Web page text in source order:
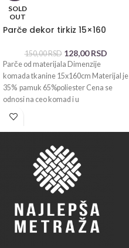
SOLD
OUT
Parče dekor tirkiz 15×160
150,00RSD 128,00RSD
Parče od materijala Dimenzije
komada tkanine 15x160cm Materijal je
35% pamuk 65%poliester Cena se
odnosi na ceo komad i u